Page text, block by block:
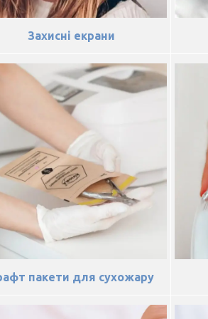
Захисні екрани
пакети для сухожару